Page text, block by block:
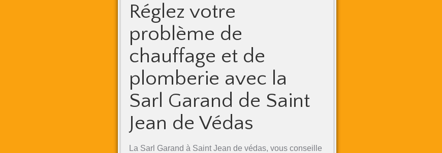
Réglez votre
problème de
chauffage et de
plomberie avec la
Sarl Garand de Saint
Jean de Védas
La Sarl Garand à Saint Jean de védas, vous conseille